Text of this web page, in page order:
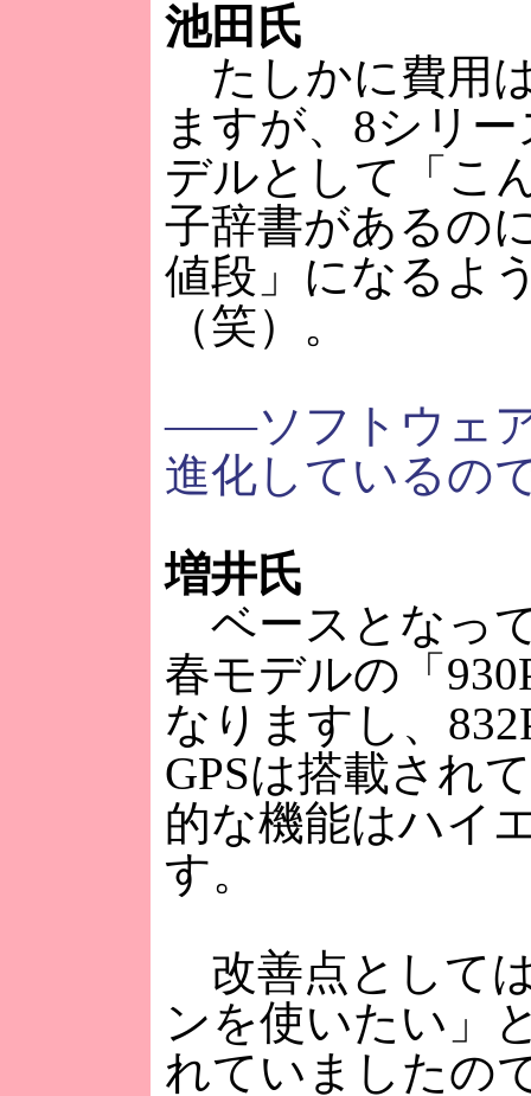
池田氏
たしかに費用
ますが、8シリ
デルとして「こ
子辞書があるの
値段」になるよ
（笑）。
――ソフトウェア
進化しているの
増井氏
ベースとなっ
春モデルの「
なりますし、
GPSは搭載され
的な機能はハイ
す。
改善点として
ンを使いたい」
れていましたの